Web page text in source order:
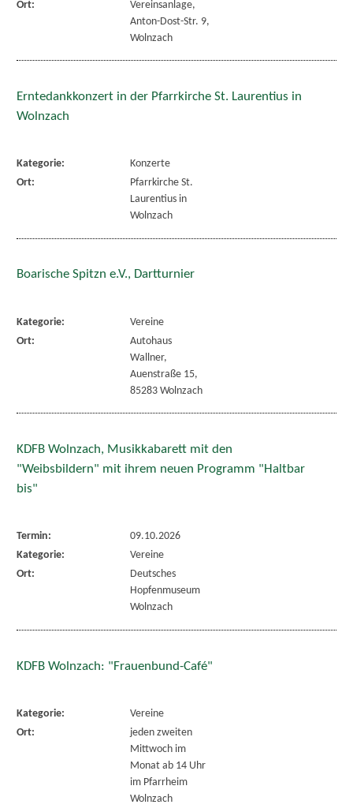
Ort:
Vereinsanlage,
Anton-Dost-Str. 9,
Wolnzach
Erntedankkonzert in der Pfarrkirche St. Laurentius in
Wolnzach
Kategorie:
Konzerte
Ort:
Pfarrkirche St.
Laurentius in
Wolnzach
Boarische Spitzn e.V., Dartturnier
Kategorie:
Vereine
Ort:
Autohaus
Wallner,
Auenstraße 15,
85283 Wolnzach
KDFB Wolnzach, Musikkabarett mit den
"Weibsbildern" mit ihrem neuen Programm "Haltbar
bis"
Termin:
09.10.2026
Kategorie:
Vereine
Ort:
Deutsches
Hopfenmuseum
Wolnzach
KDFB Wolnzach: "Frauenbund-Café"
Kategorie:
Vereine
Ort:
jeden zweiten
Mittwoch im
Monat ab 14 Uhr
im Pfarrheim
Wolnzach